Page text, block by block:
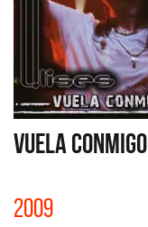
VUELA CONMIGO
2009